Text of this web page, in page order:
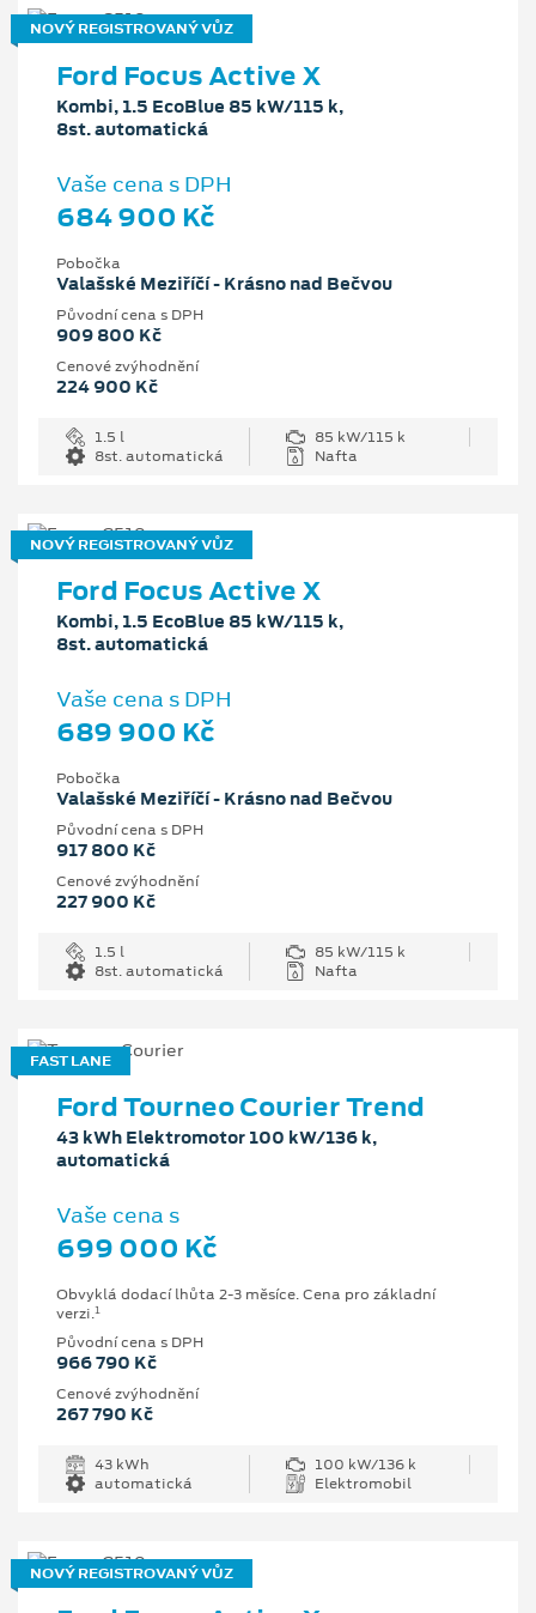
NOVÝ REGISTROVANÝ VŮZ
Ford Focus Active X
Kombi, 1.5 EcoBlue 85 kW/115 k,
8st. automatická
Vaše cena s DPH
684 900 Kč
Pobočka
Valašské Meziříčí - Krásno nad Bečvou
Původní cena s DPH
909 800 Kč
Cenové zvýhodnění
224 900 Kč
1.5 l
85 kW/115 k
8st. automatická
Nafta
NOVÝ REGISTROVANÝ VŮZ
Ford Focus Active X
Kombi, 1.5 EcoBlue 85 kW/115 k,
8st. automatická
Vaše cena s DPH
689 900 Kč
Pobočka
Valašské Meziříčí - Krásno nad Bečvou
Původní cena s DPH
917 800 Kč
Cenové zvýhodnění
227 900 Kč
1.5 l
85 kW/115 k
8st. automatická
Nafta
FAST LANE
Ford Tourneo Courier Trend
43 kWh Elektromotor 100 kW/136 k,
automatická
Vaše cena s
699 000 Kč
Obvyklá dodací lhůta 2-3 měsíce. Cena pro základní
verzi.1
Původní cena s DPH
966 790 Kč
Cenové zvýhodnění
267 790 Kč
43 kWh
100 kW/136 k
automatická
Elektromobil
NOVÝ REGISTROVANÝ VŮZ